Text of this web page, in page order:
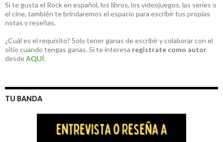
Si te gusta el Rock en español, los libros, los videojuegos, las series o
el cine, también te brindaremos el espacio para escribir tus propias
notas y reseñas.
¿Cuál es el requisito? Solo tener ganas de escribir y colaborar con el
sitio cuando tengas ganas. Si te interesa registrate como autor
desdeAQUÍ.
TU BANDA